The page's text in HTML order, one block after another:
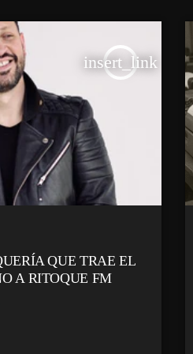
insert_link
QUE TRAE EL
A RITOQUE FM